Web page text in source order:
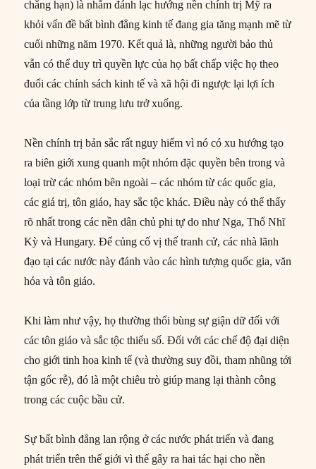
chẳng hạn) là nhằm đánh lạc hướng nền chính trị Mỹ ra
khỏi vấn đề bất bình đẳng kinh tế đang gia tăng mạnh mẽ từ
cuối những năm 1970. Kết quả là, những người bảo thủ
vẫn có thể duy trì quyền lực của họ bất chấp việc họ theo
đuổi các chính sách kinh tế và xã hội đi ngược lại lợi ích
của tầng lớp từ trung lưu trở xuống.
Nền chính trị bản sắc rất nguy hiểm vì nó có xu hướng tạo
ra biên giới xung quanh một nhóm đặc quyền bên trong và
loại trừ các nhóm bên ngoài – các nhóm từ các quốc gia,
các giá trị, tôn giáo, hay sắc tộc khác. Điều này có thể thấy
rõ nhất trong các nền dân chủ phi tự do như Nga, Thổ Nhĩ
Kỳ và Hungary. Để củng cố vị thế tranh cử, các nhà lãnh
đạo tại các nước này đánh vào các hình tượng quốc gia, văn
hóa và tôn giáo.
Khi làm như vậy, họ thường thổi bùng sự giận dữ đối với
các tôn giáo và sắc tộc thiểu số. Đối với các chế độ đại diện
cho giới tinh hoa kinh tế (và thường suy đồi, tham nhũng tới
tận gốc rễ), đó là một chiêu trò giúp mang lại thành công
trong các cuộc bầu cử.
Sự bất bình đẳng lan rộng ở các nước phát triển và đang
phát triển trên thế giới vì thế gây ra hai tác hại cho nền